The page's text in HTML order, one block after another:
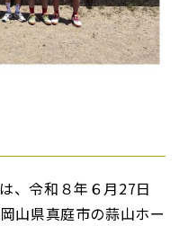
、令和８年６月27日
山県真庭市の蒜山ホー